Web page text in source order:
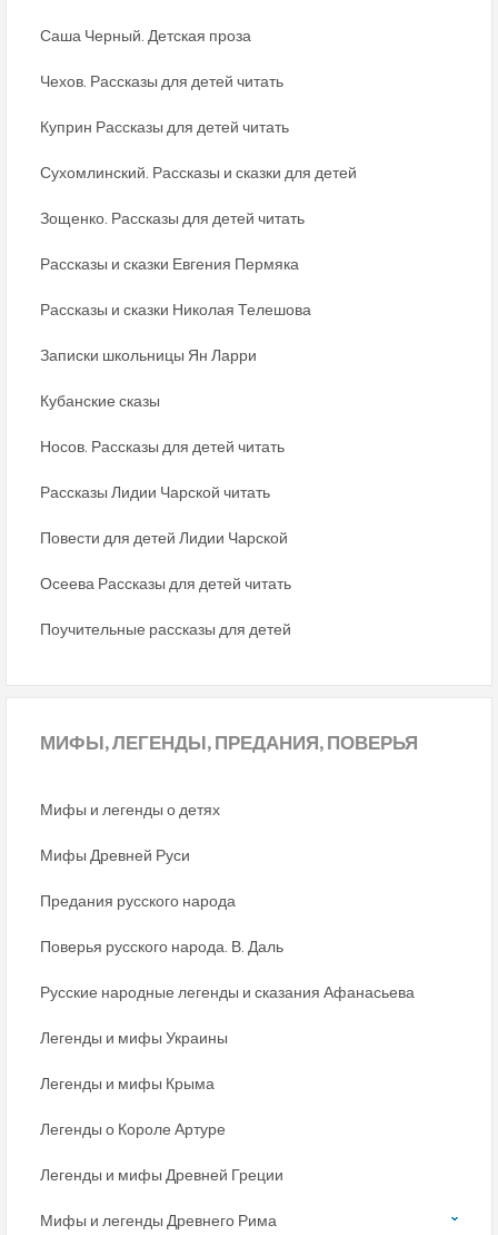
Саша Черный. Детская проза
Чехов. Рассказы для детей читать
Куприн Рассказы для детей читать
Сухомлинский. Рассказы и сказки для детей
Зощенко. Рассказы для детей читать
Рассказы и сказки Евгения Пермяка
Рассказы и сказки Николая Телешова
Записки школьницы Ян Ларри
Кубанские сказы
Носов. Рассказы для детей читать
Рассказы Лидии Чарской читать
Повести для детей Лидии Чарской
Осеева Рассказы для детей читать
Поучительные рассказы для детей
МИФЫ,ЛЕГЕНДЫ, ПРЕДАНИЯ, ПОВЕРЬЯ
Мифы и легенды о детях
Мифы Древней Руси
Предания русского народа
Поверья русского народа. В. Даль
Русские народные легенды и сказания Афанасьева
Легенды и мифы Украины
Легенды и мифы Крыма
Легенды о Короле Артуре
Легенды и мифы Древней Греции
Мифы и легенды Древнего Рима